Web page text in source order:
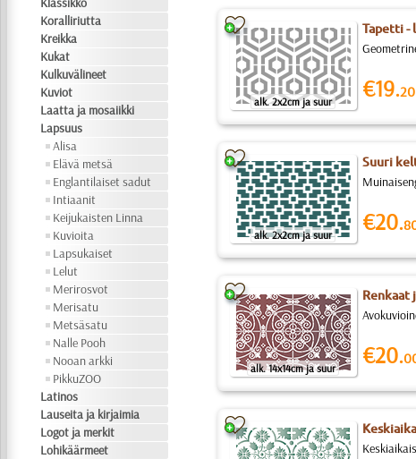
Koralliriutta
Kreikka
Kukat
Kulkuvälineet
Kuviot
Laatta ja mosaiikki
Lapsuus
Alisa
Elävä metsä
Englantilaiset sadut
Intiaanit
Keijukaisten Linna
Kuvioita
Lapsukaiset
Lelut
Merirosvot
Merisatu
Metsäsatu
Nalle Pooh
Nooan arkki
PikkuZOO
Latinos
Lauseita ja kirjaimia
Logot ja merkit
Lohikäärmeet
alk. 2x2cm ja suur
Tapetti -
€19.20
alk. 2x2cm ja suur
Suuri
€20.
alk. 14x14cm ja suur
Renkaat
€20.